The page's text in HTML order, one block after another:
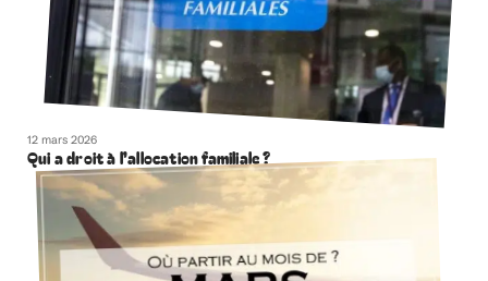
12 mars 2026
Qui a droit à l’allocation familiale ?